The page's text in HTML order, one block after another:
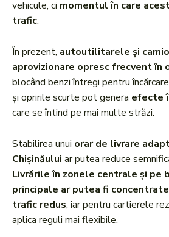
vehicule, ci momentul în care
trafic.
În prezent, autoutilitarele și
aprovizionare opresc frecvent în
blocând benzi întregi pentru
și opririle scurte pot genera efecte
care se întind pe mai multe străzi.
Stabilirea unui orar de livrare
Chișinăului ar putea reduce
Livrările în zonele centrale și pe
principale ar putea fi
trafic redus, iar pentru cartierele
aplica reguli mai flexibile.